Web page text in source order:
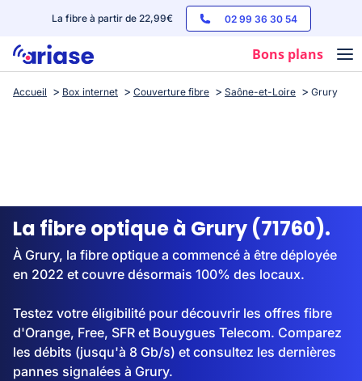
La fibre à partir de 22,99€ 02 99 36 30 54
Bons plans
Box internet
Streaming
Accueil Box internet Couverture fibre Saône-et-Loire Grury
La fibre optique à Grury (71760).
À Grury, la fibre optique a commencé à être déployée
en 2022 et couvre désormais 100% des locaux.
Testez votre éligibilité pour découvrir les offres fibre
d'Orange, Free, SFR et Bouygues Telecom. Comparez
les débits (jusqu'à 8 Gb/s) et consultez les dernières
pannes signalées à Grury.